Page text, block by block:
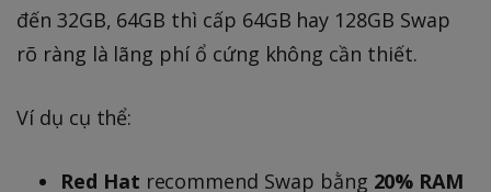
đến 32GB, 64GB thì cấp 64GB hay 128GB Swap
rõ ràng là lãng phí ổ cứng không cần thiết.
Ví dụ cụ thể:
Red Hat recommend Swap bằng 20% RAM